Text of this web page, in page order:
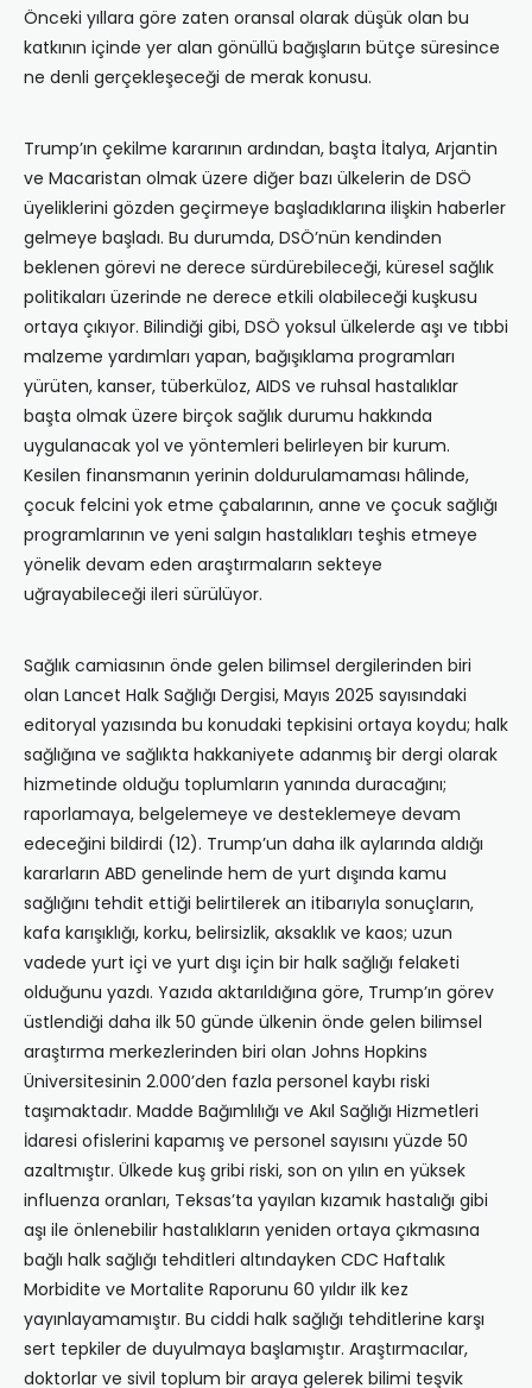
Önceki yıllara göre zaten oransal olarak düşük olan bu
katkının içinde yer alan gönüllü bağışların bütçe süresince
ne denli gerçekleşeceği de merak konusu.
Trump’ın çekilme kararının ardından, başta İtalya, Arjantin
ve Macaristan olmak üzere diğer bazı ülkelerin de DSÖ
üyeliklerini gözden geçirmeye başladıklarına ilişkin haberler
gelmeye başladı. Bu durumda, DSÖ’nün kendinden
beklenen görevi ne derece sürdürebileceği, küresel sağlık
politikaları üzerinde ne derece etkili olabileceği kuşkusu
ortaya çıkıyor. Bilindiği gibi, DSÖ yoksul ülkelerde aşı ve tıbbi
malzeme yardımları yapan, bağışıklama programları
yürüten, kanser, tüberküloz, AIDS ve ruhsal hastalıklar
başta olmak üzere birçok sağlık durumu hakkında
uygulanacak yol ve yöntemleri belirleyen bir kurum.
Kesilen finansmanın yerinin doldurulamaması hâlinde,
çocuk felcini yok etme çabalarının, anne ve çocuk sağlığı
programlarının ve yeni salgın hastalıkları teşhis etmeye
yönelik devam eden araştırmaların sekteye
uğrayabileceği ileri sürülüyor.
Sağlık camiasının önde gelen bilimsel dergilerinden biri
olan Lancet Halk Sağlığı Dergisi, Mayıs 2025 sayısındaki
editoryal yazısında bu konudaki tepkisini ortaya koydu; halk
sağlığına ve sağlıkta hakkaniyete adanmış bir dergi olarak
hizmetinde olduğu toplumların yanında duracağını;
raporlamaya, belgelemeye ve desteklemeye devam
edeceğini bildirdi (12). Trump’un daha ilk aylarında aldığı
kararların ABD genelinde hem de yurt dışında kamu
sağlığını tehdit ettiği belirtilerek an itibarıyla sonuçların,
kafa karışıklığı, korku, belirsizlik, aksaklık ve kaos; uzun
vadede yurt içi ve yurt dışı için bir halk sağlığı felaketi
olduğunu yazdı. Yazıda aktarıldığına göre, Trump’ın görev
üstlendiği daha ilk 50 günde ülkenin önde gelen bilimsel
araştırma merkezlerinden biri olan Johns Hopkins
Üniversitesinin 2.000’den fazla personel kaybı riski
taşımaktadır. Madde Bağımlılığı ve Akıl Sağlığı Hizmetleri
İdaresi ofislerini kapamış ve personel sayısını yüzde 50
azaltmıştır. Ülkede kuş gribi riski, son on yılın en yüksek
influenza oranları, Teksas’ta yayılan kızamık hastalığı gibi
aşı ile önlenebilir hastalıkların yeniden ortaya çıkmasına
bağlı halk sağlığı tehditleri altındayken CDC Haftalık
Morbidite ve Mortalite Raporunu 60 yıldır ilk kez
yayınlayamamıştır. Bu ciddi halk sağlığı tehditlerine karşı
sert tepkiler de duyulmaya başlamıştır. Araştırmacılar,
doktorlar ve sivil toplum bir araya gelerek bilimi teşvik